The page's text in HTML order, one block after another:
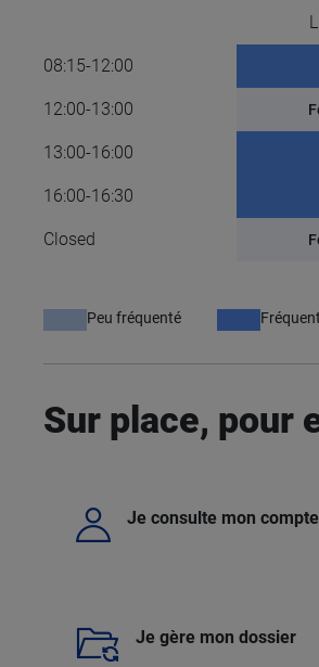
08:15-12:00
12:00-13:00
13:00-16:00
16:00-16:30
Closed
Peu fréquenté
Sur place, pour
Je consulte mon compte
Je gère mon dossier